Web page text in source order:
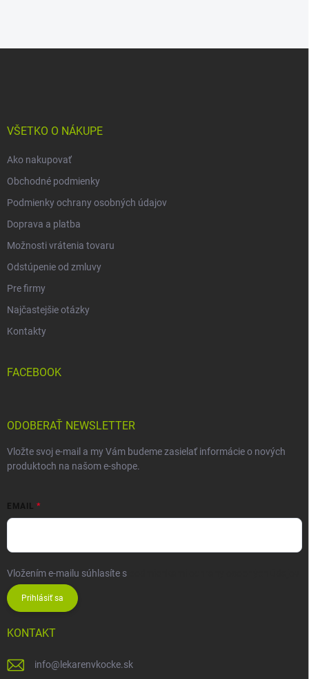
VŠETKO O NÁKUPE
Ako nakupovať
Obchodné podmienky
Podmienky ochrany osobných údajov
Doprava a platba
Možnosti vrátenia tovaru
Odstúpenie od zmluvy
Pre firmy
Najčastejšie otázky
Kontakty
FACEBOOK
ODOBERAŤ NEWSLETTER
Vložte svoj e-mail a my Vám budeme zasielať informácie o nových
produktoch na našom e-shope.
EMAIL
Vložením e-mailu súhlasíte s
Prihlásiť sa
KONTAKT
info@ lekarenvkocke.sk